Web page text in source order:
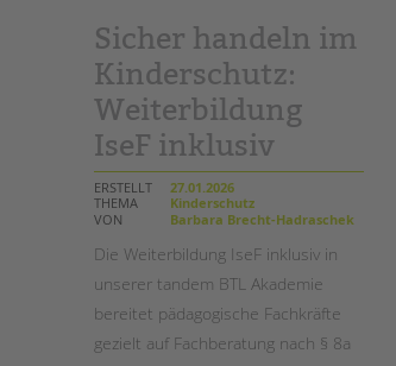
Sicher handeln im
Kinderschutz:
Weiterbildung
IseF inklusiv
ERSTELLT
27.01.2026
THEMA
Kinderschutz
VON
Barbara Brecht-Hadraschek
Die Weiterbildung IseF inklusiv in
unserer tandem BTL Akademie
bereitet pädagogische Fachkräfte
gezielt auf Fachberatung nach § 8a